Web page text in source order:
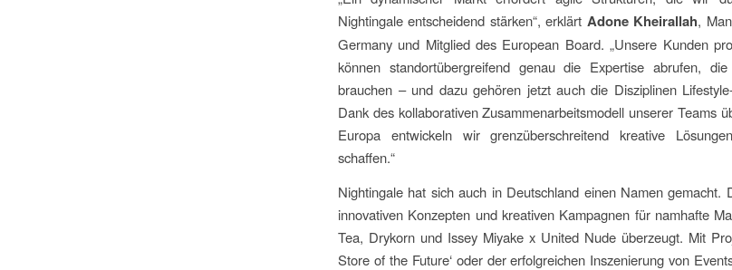
Nightingale entscheidend stärken“, erklärt Adone Kheirallah,
Germany und Mitglied des European Board. „Unsere Kunden
können standortübergreifend genau die Expertise abrufen,
brauchen – und dazu gehören jetzt auch die Disziplinen
Dank des kollaborativen Zusammenarbeitsmodell unserer Teams
Europa entwickeln wir grenzüberschreitend kreative
schaffen.“
Nightingale hat sich auch in Deutschland einen Namen gemacht.
innovativen Konzepten und kreativen Kampagnen für namhafte
Tea, Drykorn und Issey Miyake x United Nude überzeugt. Mit
Store of the Future‘ oder der erfolgreichen Inszenierung von